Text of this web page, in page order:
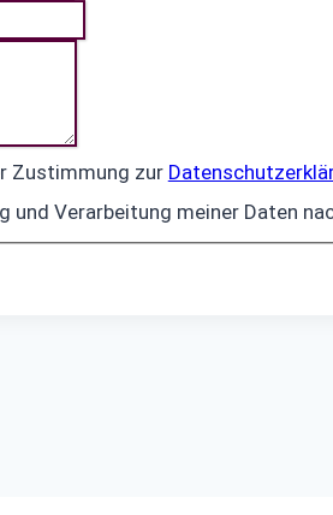
Zustimmung zur
und Verarbeitung meiner Daten